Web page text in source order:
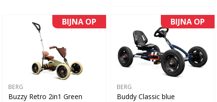
BIJNA OP
BERG
Buzzy Retro 2in1 Green
BIJNA OP
BERG
Buddy Classic blue